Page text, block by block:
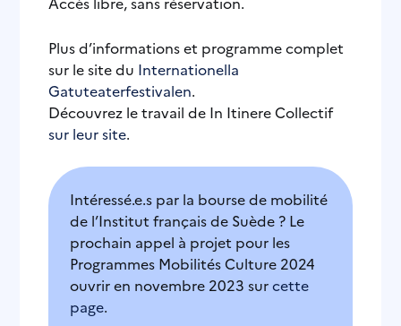
Plus d’informations et programme complet
sur le site du Internationella
Gatuteaterfestivalen.
Découvrez le travail de In Itinere Collectif
sur leur site.
Intéressé.e.s par la bourse de mobilité
de l’Institut français de Suède ? Le
prochain appel à projet pour les
Programmes Mobilités Culture 2024
ouvrir en novembre 2023 surcette
page.